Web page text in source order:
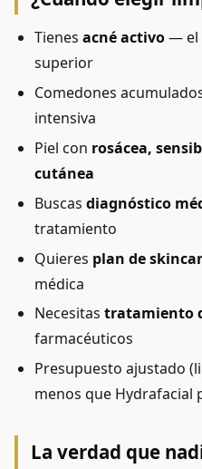
Tienesacné activo— el
superior
Comedones
intensiva
Piel con rosácea,
cutánea
Buscasdiagnóstico
tratamiento
Quieres plan de
médica
Necesitastratamiento
farmacéuticos
Presupuesto ajustado
menos que Hydrafacial
La verdad que